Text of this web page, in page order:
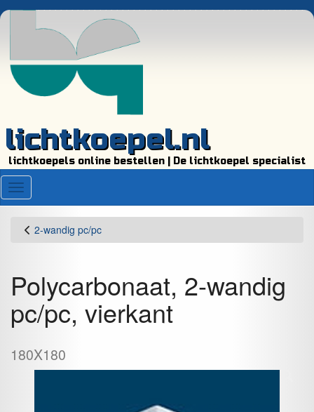
lichtkoepel.nl
lichtkoepels online bestellen | De lichtkoepel specialist
Menu
2-wandig pc/pc
Polycarbonaat, 2-wandig
pc/pc, vierkant
180X180